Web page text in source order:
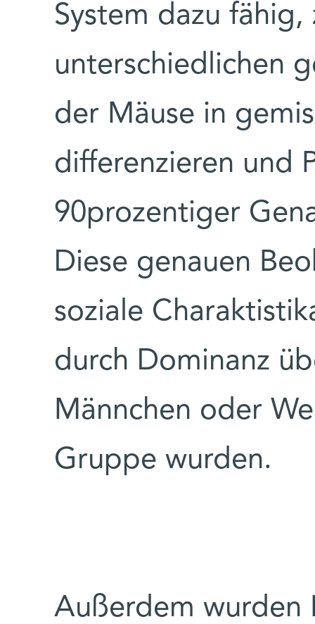
System dazu fähig,
unterschiedlichen
der Mäuse in
differenzieren und
90prozentiger
Diese genauen
soziale
durch Dominanz
Männchen oder
Gruppe wurden.
Außerdem wurden